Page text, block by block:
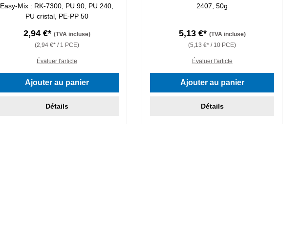
Easy-Mix : RK-7300, PU 90, PU 240,
PU cristal, PE-PP 50
2,94 €* (TVA incluse)
(2,94 €* / 1 PCE)
Évaluer l'article
Ajouter au panier
Détails
2407, 50g
5,13 €* (TVA incluse)
(5,13 €* / 10 PCE)
Évaluer l'article
Ajouter au panier
Détails